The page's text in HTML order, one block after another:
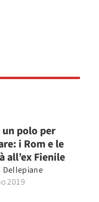
un polo per
i Rom e le
all’ex Fienile
Dellepiane
2019